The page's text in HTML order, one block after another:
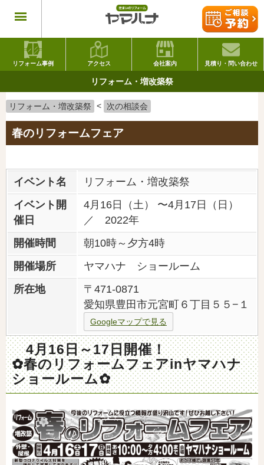
リフォーム事例 アクセス 会社案内 見積り・問い合わせ
リフォーム・増改築祭
リフォーム・増改築祭 < 次の相談会
春のリフォームフェア
イベント名
リフォーム・増改築祭
イベント開
催日
4月16日（土） 〜4月17日（日）
／ 2022年
開催時間
朝10時～夕方4時
開催場所
ヤマハナ ショールーム
所在地
〒471-0871
愛知県豊田市元宮町６丁目５５−１
Googleマップで見る
4月16日～17日開催！
✿春のリフォームフェアinヤマハナ
ショールーム✿